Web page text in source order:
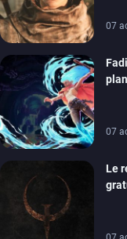
07
07
Le